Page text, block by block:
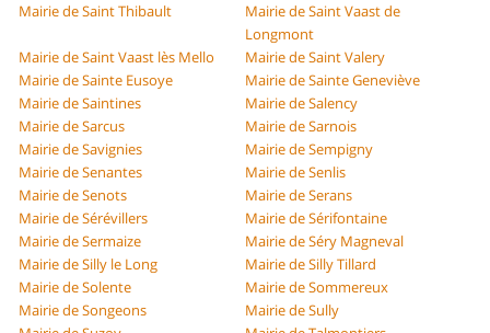
Mairie de Saint Thibault
Mairie de Saint Vaast de
Longmont
Mairie de Saint Vaast lès Mello
Mairie de Saint Valery
Mairie de Sainte Eusoye
Mairie de Sainte Geneviève
Mairie de Saintines
Mairie de Salency
Mairie de Sarcus
Mairie de Sarnois
Mairie de Savignies
Mairie de Sempigny
Mairie de Senantes
Mairie de Senlis
Mairie de Senots
Mairie de Serans
Mairie de Sérévillers
Mairie de Sérifontaine
Mairie de Sermaize
Mairie de Séry Magneval
Mairie de Silly le Long
Mairie de Silly Tillard
Mairie de Solente
Mairie de Sommereux
Mairie de Songeons
Mairie de Sully